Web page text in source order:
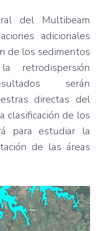
del Multibeam
adicionales
de los sedimentos
retrodispersión
serán
directas del
clasificación de los
para estudiar la
de las áreas